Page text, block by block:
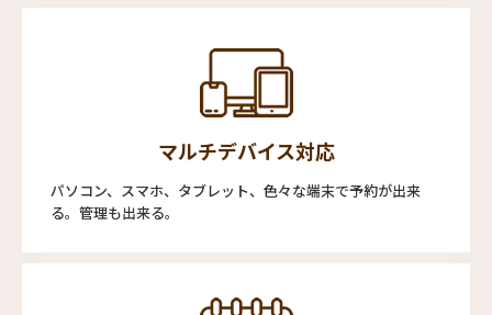
マルチデバイス対応
パソコン、スマホ、タブレット、色々な端末で予約が出来
る。管理も出来る。